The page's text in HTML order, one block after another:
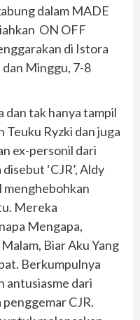
dalam MADE
ON OFF
di Istora
dan Minggu, 7-8
dan tak hanya tampil
Teuku Ryzki dan juga
ex-personil dari
‘CJR’, Aldy
menghebohkan
Mereka
Mengapa,
Biar Aku Yang
Berkumpulnya
antusiasme dari
CJR.